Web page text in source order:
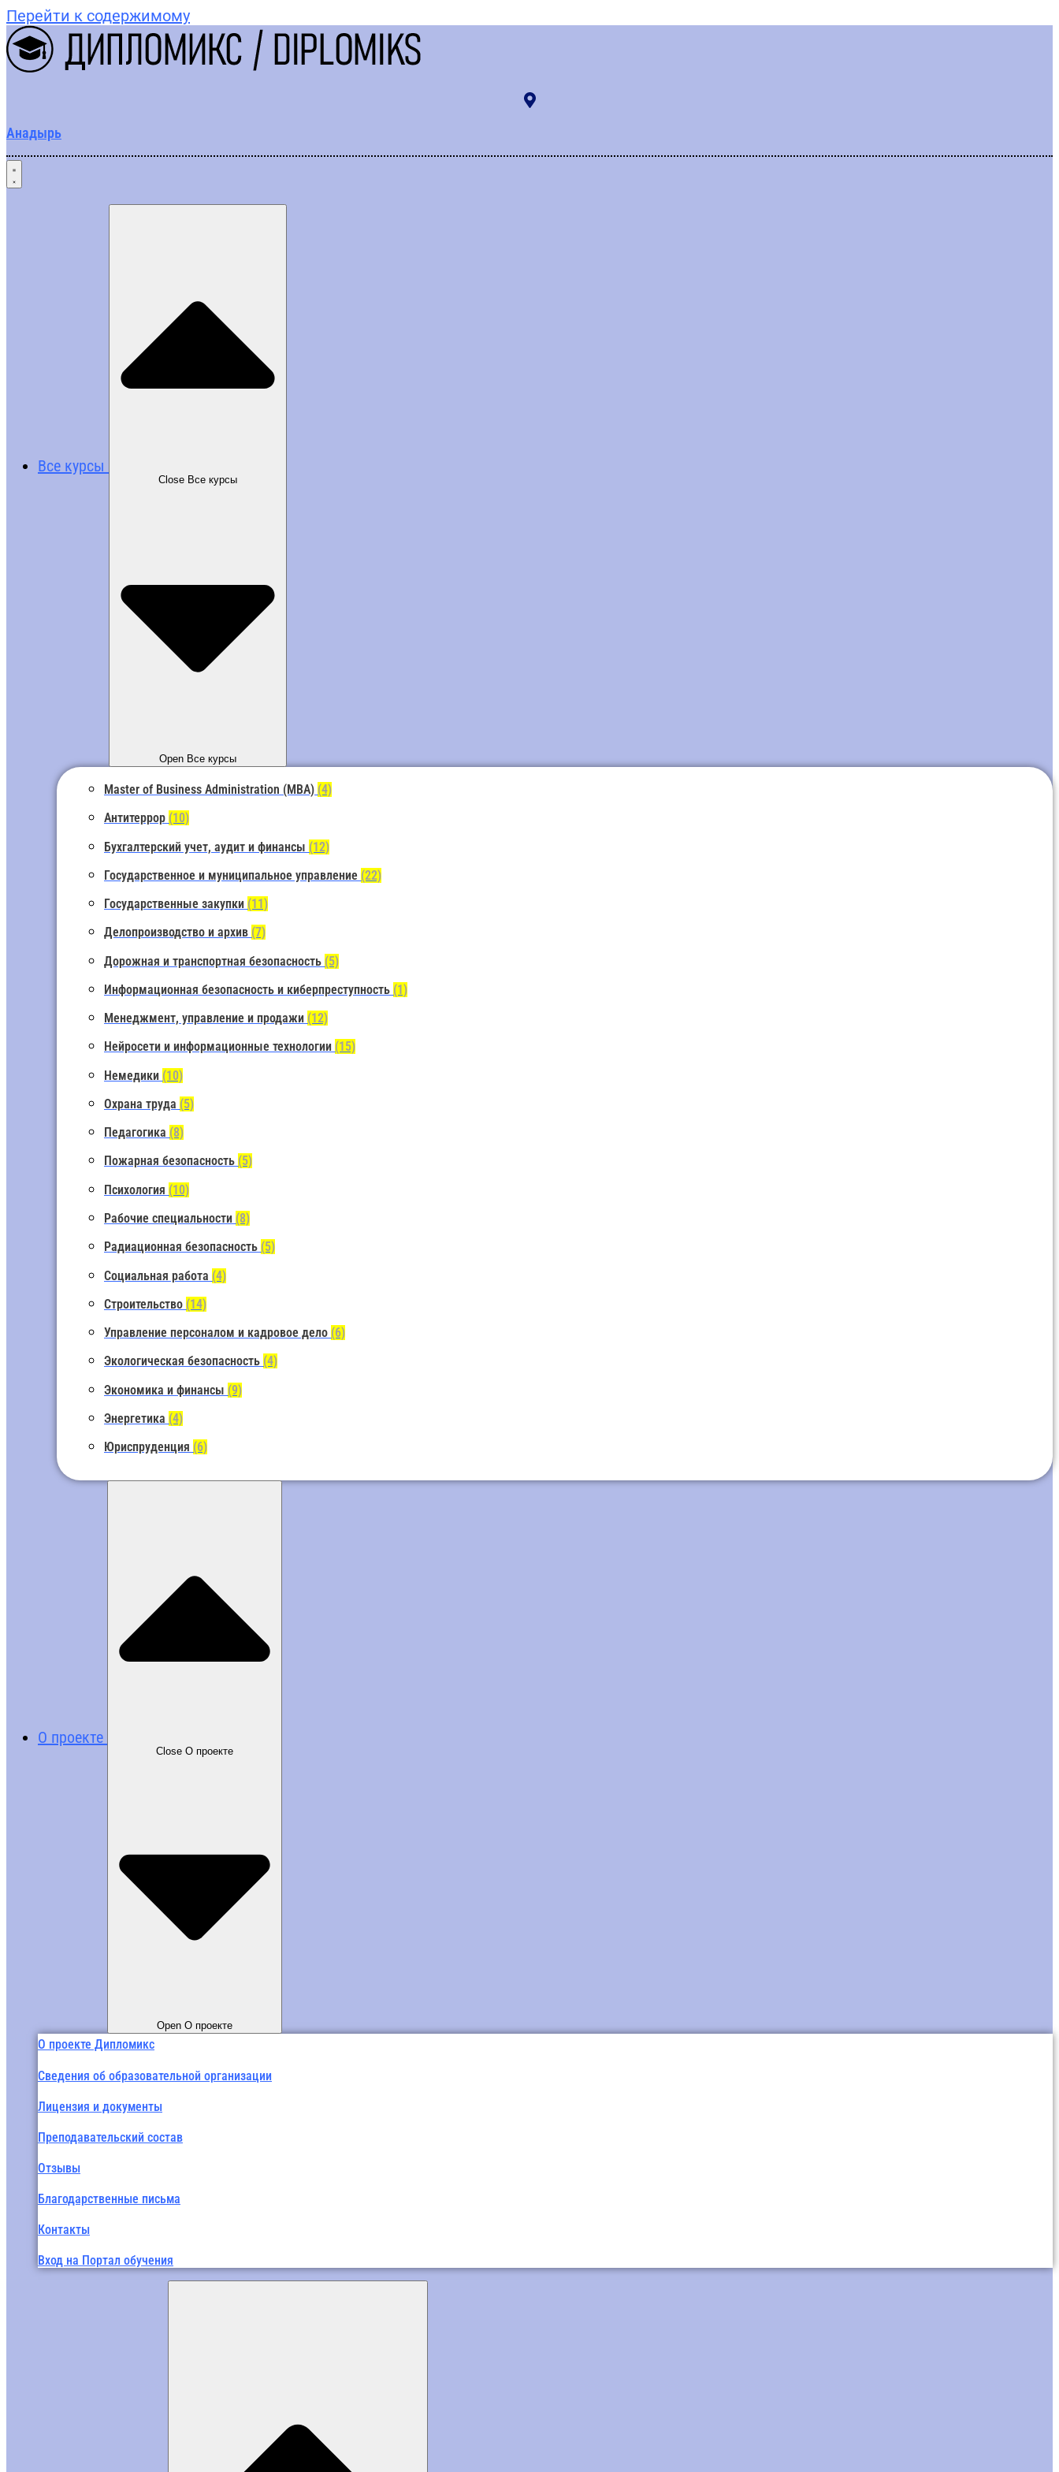
Перейти к содержимому
Анадырь
Все курсы
Close Все курсы
Open Все курсы
Master of Business Administration (MBA) (4)
Антитеррор (10)
Бухгалтерский учет, аудит и финансы (12)
Государственное и муниципальное управление (22)
Государственные закупки (11)
Делопроизводство и архив (7)
Дорожная и транспортная безопасность (5)
Информационная безопасность и киберпреступность (1)
Менеджмент, управление и продажи (12)
Нейросети и информационные технологии (15)
Немедики (10)
Охрана труда (5)
Педагогика (8)
Пожарная безопасность (5)
Психология (10)
Рабочие специальности (8)
Радиационная безопасность (5)
Социальная работа (4)
Строительство (14)
Управление персоналом и кадровое дело (6)
Экологическая безопасность (4)
Экономика и финансы (9)
Энергетика (4)
Юриспруденция (6)
О проекте
Close О проекте
Open О проекте
О проекте Дипломикс
Сведения об образовательной организации
Лицензия и документы
Преподавательский состав
Отзывы
Благодарственные письма
Контакты
Вход на Портал обучения